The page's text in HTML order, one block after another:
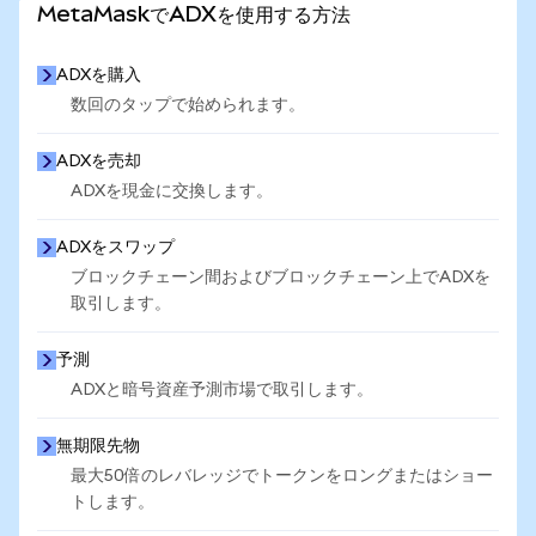
MetaMaskでADXを使用する方法
ADXを購入
数回のタップで始められます。
ADXを売却
ADXを現金に交換します。
ADXをスワップ
ブロックチェーン間およびブロックチェーン上でADXを
取引します。
予測
ADXと暗号資産予測市場で取引します。
無期限先物
最大50倍のレバレッジでトークンをロングまたはショー
トします。